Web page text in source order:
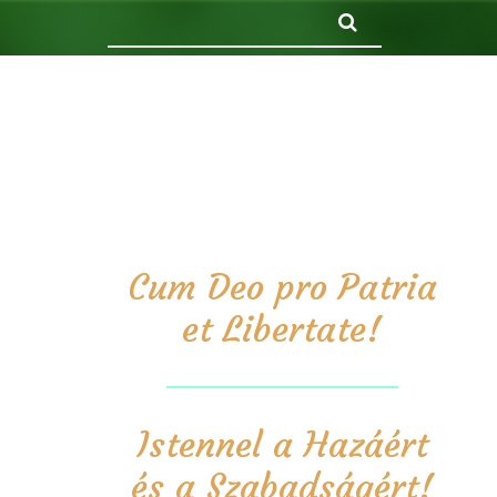
Cum Deo pro Patria
et Libertate!
Istennel a Hazáért
és a Szabadságért!